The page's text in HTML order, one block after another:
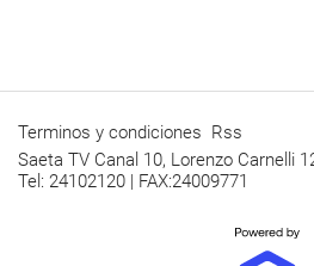
Terminos y condiciones Rss
Saeta TV Canal 10, Lorenzo Carnelli
Tel: 24102120 | FAX:24009771